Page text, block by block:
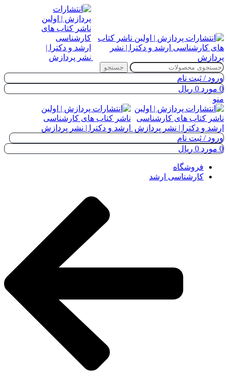
جستجو
ورود / ثبت نام
0 مورد 0 ریال
منو
ورود / ثبت نام
0 مورد 0 ریال
فروشگاه
کارشناسی ارشد